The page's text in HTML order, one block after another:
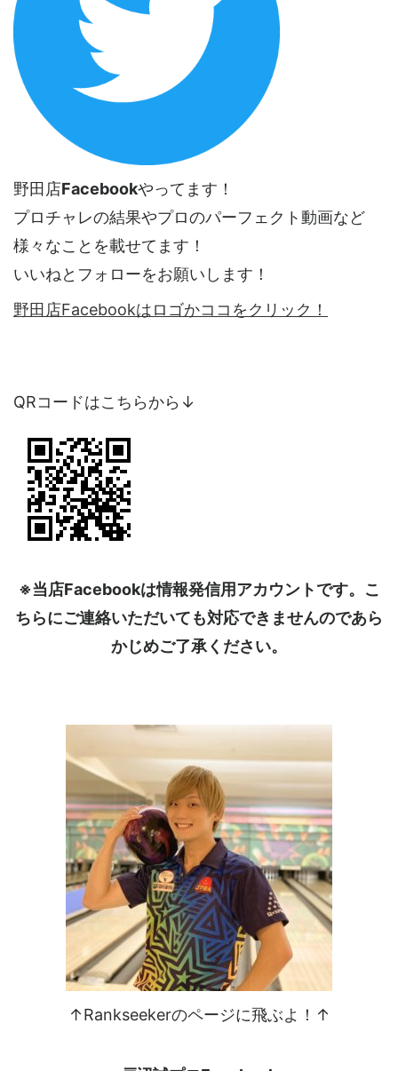
野田店Facebookやってます！
プロチャレの結果やプロのパーフェクト動画など
様々なことを載せてます！
いいねとフォローをお願いします！
野田店Facebookはロゴかココをクリック！
QRコードはこちらから↓
※当店Facebookは情報発信用アカウントです。こ
ちらにご連絡いただいても対応できませんのであら
かじめご了承ください。
↑Rankseekerのページに飛ぶよ！↑